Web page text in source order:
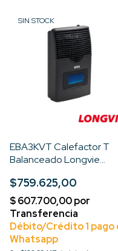
SIN STOCK
EBA3KVT Calefactor T
Balanceado Longvie
Color Grafito
$759.625,00